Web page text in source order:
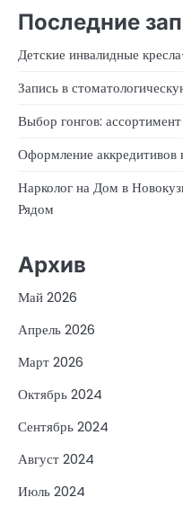
Последние
Детские инвалидные
Запись в
Выбор гонгов:
Оформление аккредитивов
Нарколог на Дом в
Рядом
Архив
Май 2026
Апрель 2026
Март 2026
Октябрь 2024
Сентябрь 2024
Август 2024
Июль 2024